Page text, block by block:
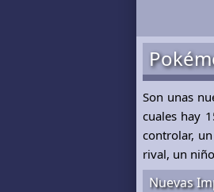
Son unas
cuales hay
controlar,
rival, un
Nuevas